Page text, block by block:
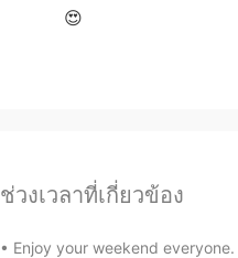
😍
无所谓
ช่วงเวลาที่เกี่ยวข้อง
Enjoy your weekend